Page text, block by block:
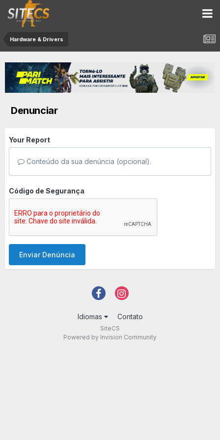
Hardware & Drivers
Denunciar
Your Report
Conteúdo da sua denúncia (opcional).
Código de Segurança
Enviar Denúncia
Idiomas Contato
SiteCS
Powered by Invision Community